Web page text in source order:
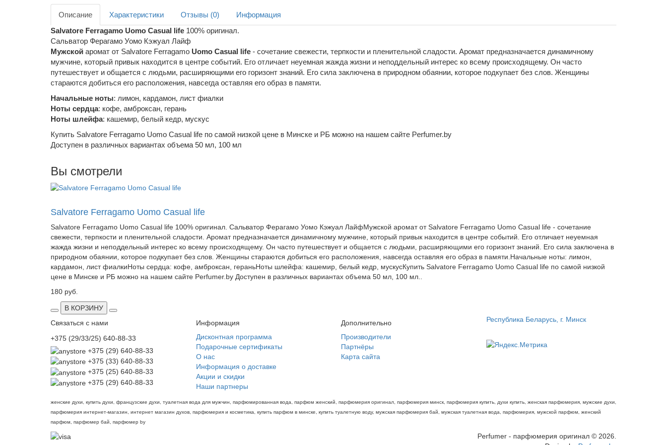
Описание Характеристики Отзывы (0)
Информация
Salvatore Ferragamo Uomo Casual life 100% оригинал.
Сальватор Ферагамо Уомо Кэжуал Лайф
Мужской аромат от Salvatore Ferragamo Uomo Casual life - сочетание свежести, терпкости и пленительной сладости. Аромат предназначается динамичному
мужчине, который привык находится в центре событий. Его отличает неуемная жажда жизни и неподдельный интерес ко всему происходящему. Он часто
путешествует и общается с людьми, расширяющими его горизонт знаний. Его сила заключена в природном обаянии, которое подкупает без слов. Женщины
стараются добиться его расположения, навсегда оставляя его образ в памяти.
Начальные ноты: лимон, кардамон, лист фиалки
Ноты сердца: кофе, амброксан, герань
Ноты шлейфа: кашемир, белый кедр, мускус
Купить Salvatore Ferragamo Uomo Casual life по самой низкой цене в Минске и РБ можно на нашем сайте Perfumer.by
Доступен в различных вариантах объема 50 мл, 100 мл
Вы смотрели
Salvatore Ferragamo Uomo Casual life
Salvatore Ferragamo Uomo Casual life 100% оригинал. Сальватор Ферагамо Уомо Кэжуал ЛайфМужской аромат от Salvatore Ferragamo Uomo Casual life - сочетание
свежести, терпкости и пленительной сладости. Аромат предназначается динамичному мужчине, который привык находится в центре событий. Его отличает неуемная
жажда жизни и неподдельный интерес ко всему происходящему. Он часто путешествует и общается с людьми, расширяющими его горизонт знаний. Его сила заключена в
природном обаянии, которое подкупает без слов. Женщины стараются добиться его расположения, навсегда оставляя его образ в памяти.Начальные ноты: лимон,
кардамон, лист фиалкиНоты сердца: кофе, амброксан, гераньНоты шлейфа: кашемир, белый кедр, мускусКупить Salvatore Ferragamo Uomo Casual life по самой низкой
цене в Минске и РБ можно на нашем сайте Perfumer.by Доступен в различных вариантах объема 50 мл, 100 мл..
180 руб.
В КОРЗИНУ
Связаться с нами
+375 (29/33/25) 640-88-33
+375 (29) 640-88-33
+375 (33) 640-88-33
+375 (25) 640-88-33
+375 (29) 640-88-33
Информация
Дисконтная программа
Подарочные сертификаты
О нас
Информация о доставке
Акции и скидки
Наши партнеры
Дополнительно
Производители
Партнёры
Карта сайта
Республика Беларусь, г. Минск
женские духи, купить духи, французские духи, туалетная вода для мужчин, парфюмированная вода, парфюм женский, парфюмерия оригинал, парфюмерия минск, парфюмерия купить, духи купить, женская парфюмерия, мужские духи,
парфюмерия интернет-магазин, интернет магазин духов, парфюмерия и косметика, купить парфюм в минске, купить туалетную воду, мужская парфюмерия бай, мужская туалетная вода, парфюмерия, мужской парфюм, женский
парфюм, парфюмер бай, парфюмер by
Perfumer - парфюмерия оригинал © 2026.